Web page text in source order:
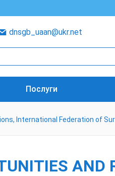
dnsgb_uaan@ukr.net
Послуги
International Federation of
AND